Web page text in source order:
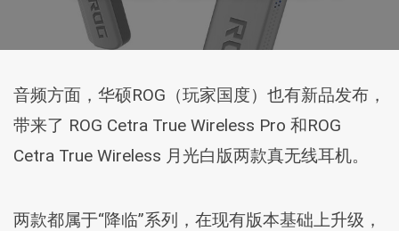
音频方面，华硕ROG（玩家国度）也有新品发布，
带来了 ROG Cetra True Wireless Pro 和ROG
Cetra True Wireless 月光白版两款真无线耳机。
两款都属于“降临”系列，在现有版本基础上升级，